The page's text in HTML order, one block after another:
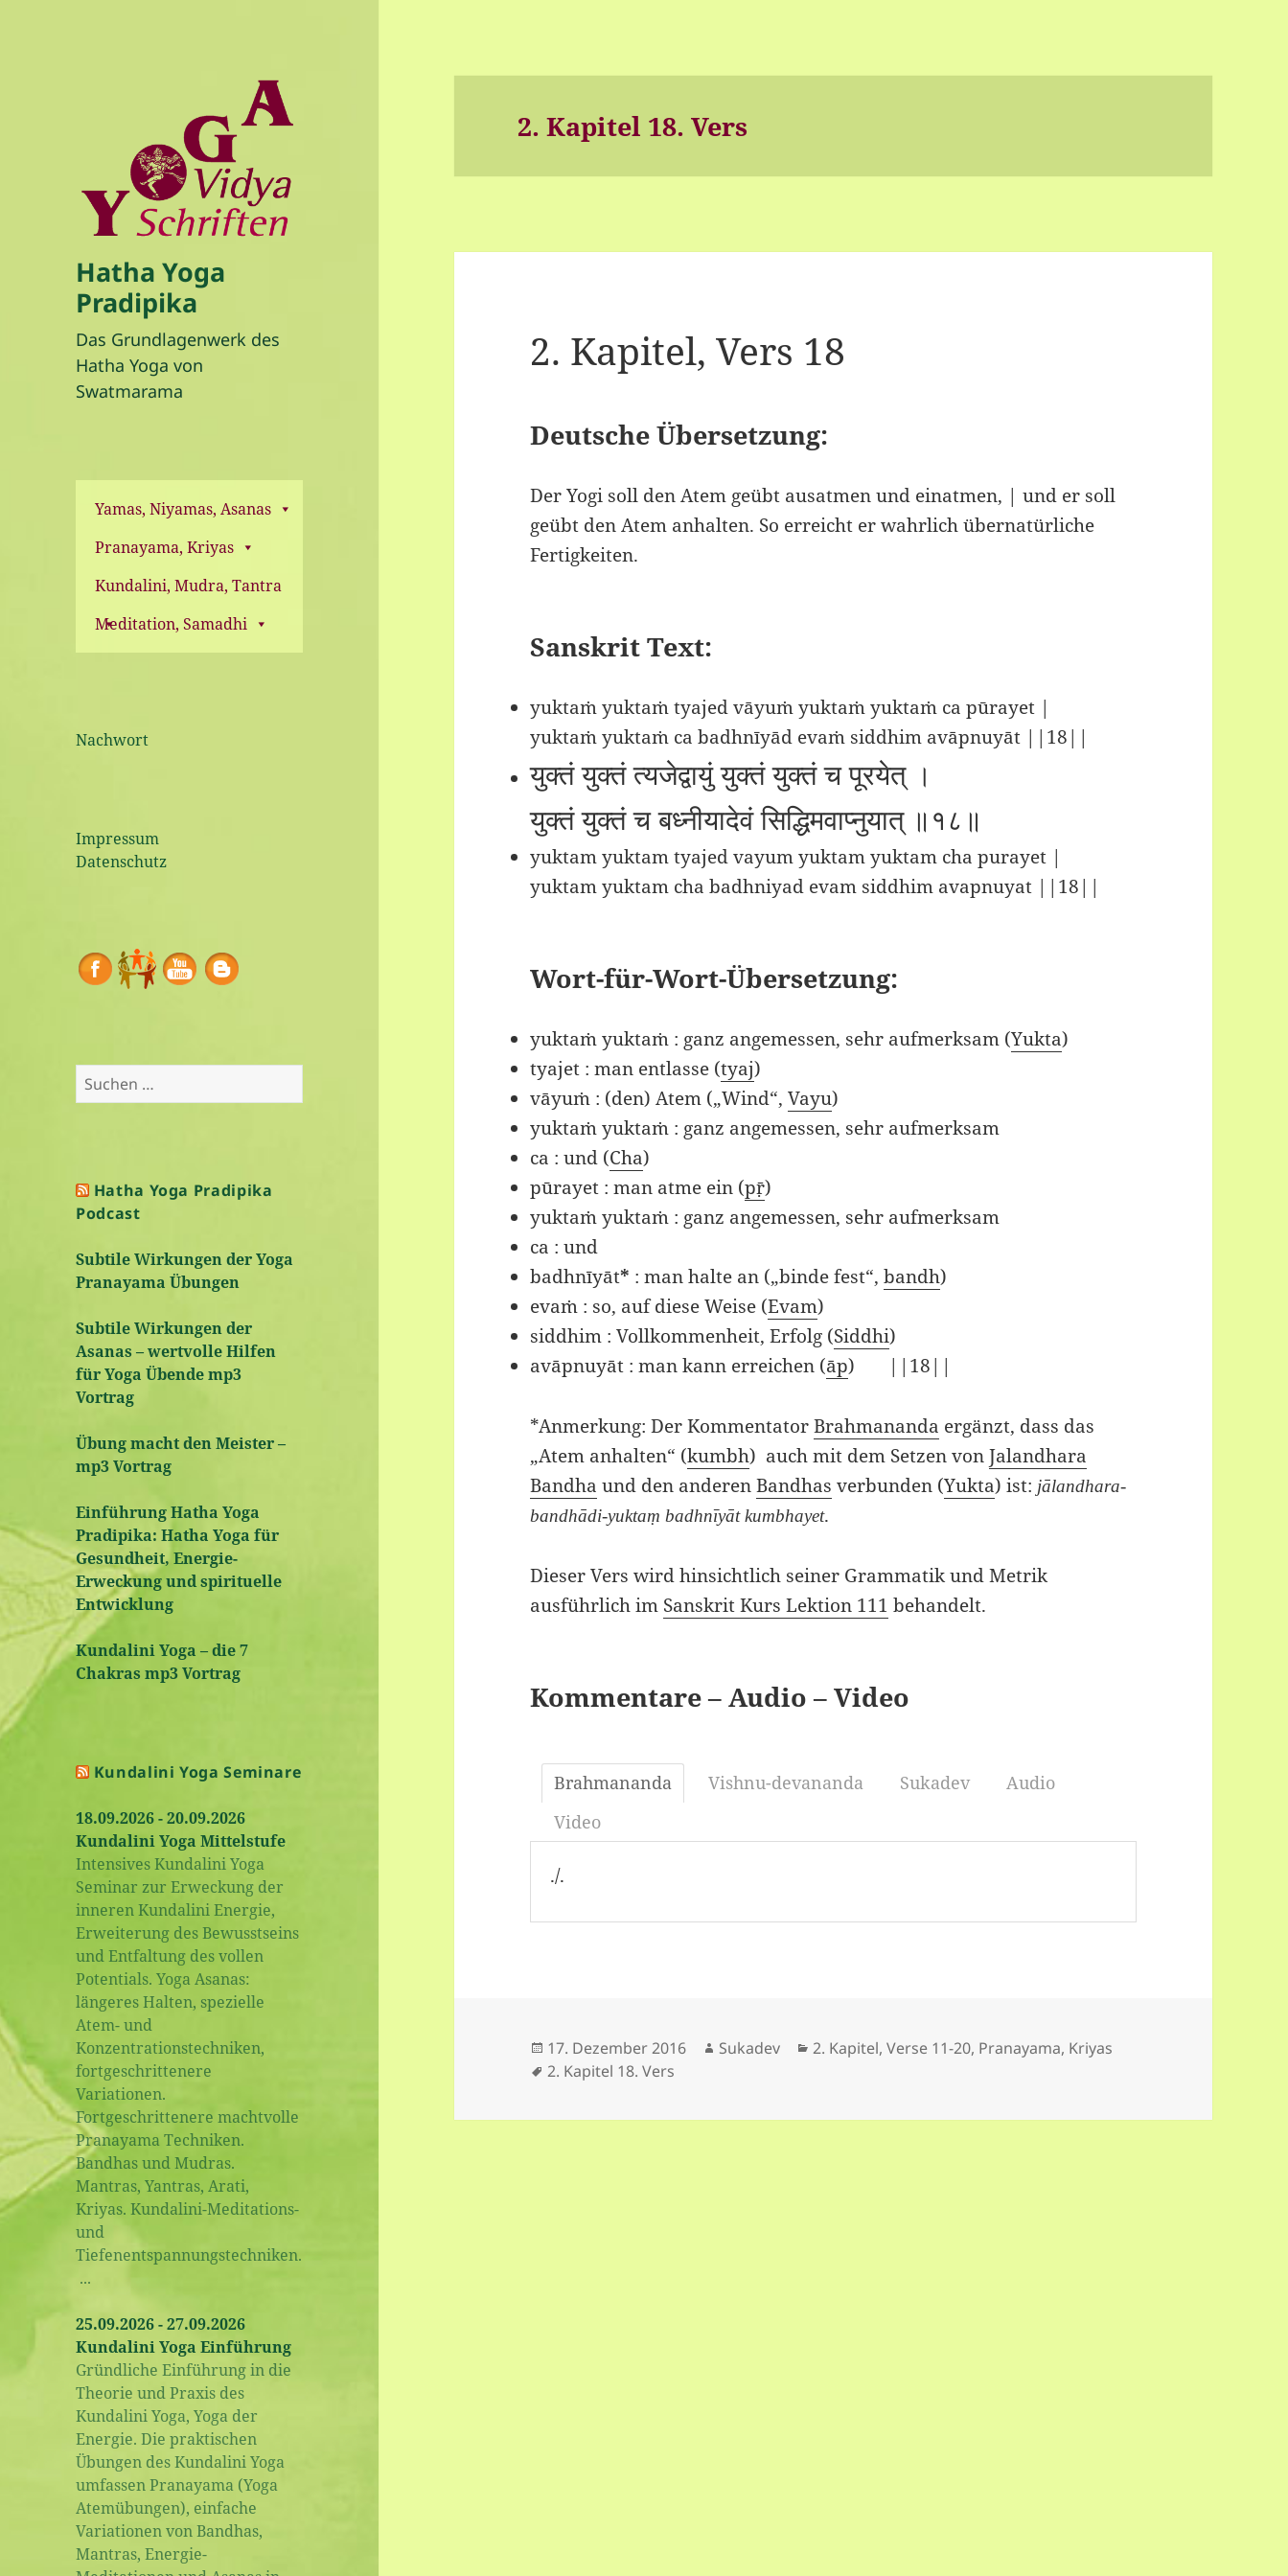
Hatha Yoga
Pradipika
Das Grundlagenwerk des
Hatha Yoga von
Swatmarama
Yamas, Niyamas, Asanas
Pranayama, Kriyas
Kundalini, Mudra, Tantra
Meditation, Samadhi
Nachwort
Impressum
Datenschutz
Suchen
nach:
Hatha Yoga Pradipika
Podcast
Subtile Wirkungen der Yoga
Pranayama Übungen
Subtile Wirkungen der
Asanas – wertvolle Hilfen
für Yoga Übende mp3
Vortrag
Übung macht den Meister –
mp3 Vortrag
Einführung Hatha Yoga
Pradipika: Hatha Yoga für
Gesundheit, Energie-
Erweckung und spirituelle
Entwicklung
Kundalini Yoga – die 7
Chakras mp3 Vortrag
Kundalini Yoga Seminare
18.09.2026 - 20.09.2026
Kundalini Yoga Mittelstufe
Intensives Kundalini Yoga
Seminar zur Erweckung der
inneren Kundalini Energie,
Erweiterung des Bewusstseins
und Entfaltung des vollen
Potentials. Yoga Asanas:
längeres Halten, spezielle
Atem- und
Konzentrationstechniken,
fortgeschrittenere
Variationen.
Fortgeschrittenere machtvolle
Pranayama Techniken.
Bandhas und Mudras.
Mantras, Yantras, Arati,
Kriyas. Kundalini-Meditations-
und
Tiefenentspannungstechniken.
...
25.09.2026 - 27.09.2026
Kundalini Yoga Einführung
Gründliche Einführung in die
Theorie und Praxis des
Kundalini Yoga, Yoga der
Energie. Die praktischen
Übungen des Kundalini Yoga
umfassen Pranayama (Yoga
Atemübungen), einfache
Variationen von Bandhas,
Mantras, Energie-
2. Kapitel 18. Vers
2. Kapitel, Vers 18
Deutsche Übersetzung:
Der Yogi soll den Atem geübt ausatmen und einatmen, | und er soll
geübt den Atem anhalten. So erreicht er wahrlich übernatürliche
Fertigkeiten.
Sanskrit Text:
yuktaṁ yuktaṁ tyajed vāyuṁ yuktaṁ yuktaṁ ca pūrayet |
yuktaṁ yuktaṁ ca badhnīyād evaṁ siddhim avāpnuyāt ||18||
युक्तं युक्तं त्यजेद्वायुं युक्तं युक्तं च पूरयेत् ।
युक्तं युक्तं च बध्नीयादेवं सिद्धिमवाप्नुयात् ॥१८॥
yuktam yuktam tyajed vayum yuktam yuktam cha purayet |
yuktam yuktam cha badhniyad evam siddhim avapnuyat ||18||
Wort-für-Wort-Übersetzung:
yuktaṁ yuktaṁ : ganz angemessen, sehr aufmerksam (Yukta)
tyajet : man entlasse (tyaj)
vāyuṁ : (den) Atem („Wind“,Vayu)
yuktaṁ yuktaṁ : ganz angemessen, sehr aufmerksam
ca : und (Cha)
pūrayet : man atme ein (pṝ)
yuktaṁ yuktaṁ : ganz angemessen, sehr aufmerksam
ca : und
badhnīyāt* : man halte an („binde fest“,bandh)
evaṁ : so, auf diese Weise (Evam)
siddhim : Vollkommenheit, Erfolg (Siddhi)
avāpnuyāt : man kann erreichen (āp) ||18||
*Anmerkung: Der KommentatorBrahmananda ergänzt, dass das
„Atem anhalten“ (kumbh) auch mit dem Setzen vonJalandhara
Bandha und den anderenBandhas verbunden (Yukta) ist: jālandhara-
bandhādi-yuktaṃ badhnīyāt kumbhayet.
Dieser Vers wird hinsichtlich seiner Grammatik und Metrik
ausführlich im Sanskrit Kurs Lektion 111 behandelt.
Kommentare – Audio – Video
Brahmananda Vishnu-devananda Sukadev
Audio
Video
./.
Veröffentlicht
am
17. Dezember 2016 Autor
Sukadev Kategorien
2. Kapitel, Verse 11-20, Pranayama, Kriyas
Schlagwörter
2. Kapitel 18. Vers